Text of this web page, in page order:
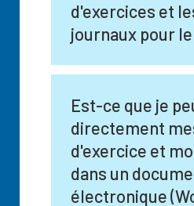
d'exercices et
journaux pour
Est-ce que je
directement
d'exercice et
dans un
électronique